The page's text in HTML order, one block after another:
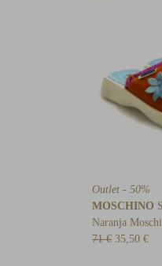
Outlet - 50%
MOSCHINO
Naranja
71 € 35,50 €